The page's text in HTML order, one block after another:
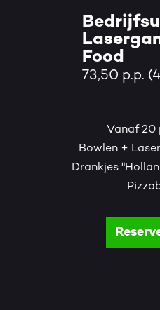
Food
73,50 p.p.
Vanaf 20
Bowlen +
Drankjes